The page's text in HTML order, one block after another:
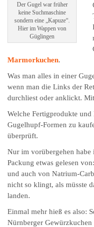
Der Gugel war früher
keine Suchmaschine
sondern eine „Kapuze“.
Hier im Wappen von
Güglingen
Marmorkuchen.
Was man alles in einer
wenn man die Links der
durchliest oder anklickt.
Welche Fertigprodukte
Gugelhupf-Formen zu
überprüft.
Nur im vorübergehen
Packung etwas gelesen
und auch von Natrium-
nicht so klingt, als müsste
landen.
Einmal mehr hieß es also:
Nürnberger